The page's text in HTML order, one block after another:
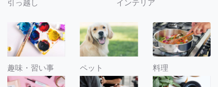
引っ越し インテリア
趣味・習い事 ペット 料理